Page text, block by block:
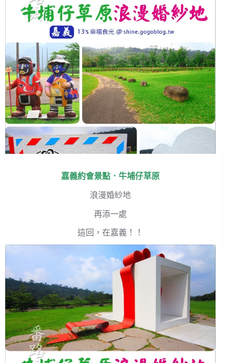
嘉義約會景點．牛埔仔草原
浪漫婚紗地
再添一處
這回，在嘉義！！